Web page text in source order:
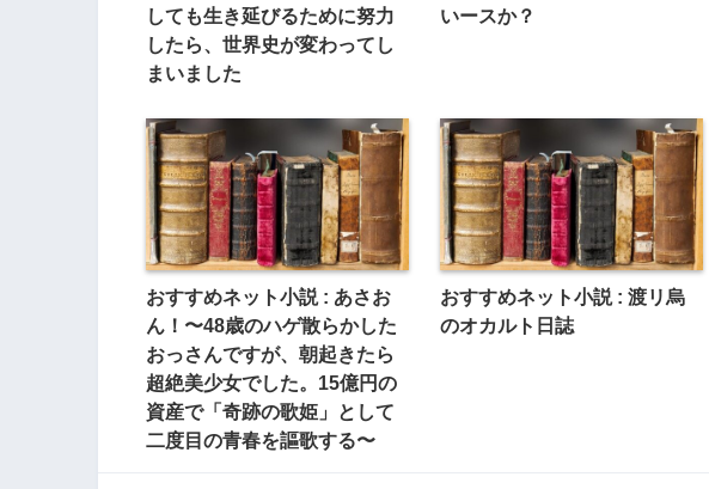
しても生き延びるために努力
したら、世界史が変わってし
まいました
いースか？
おすすめネット小説 : あさお
ん！〜48歳のハゲ散らかした
おっさんですが、朝起きたら
超絶美少女でした。15億円の
資産で「奇跡の歌姫」として
二度目の青春を謳歌する〜
おすすめネット小説 : 渡リ烏
のオカルト日誌